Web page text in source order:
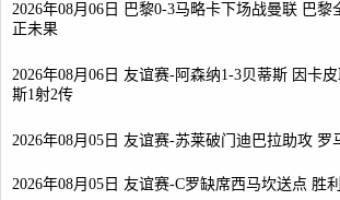
2026年08月06日 巴黎0-3马略卡下场战曼联 巴黎
正未果
2026年08月06日 友谊赛-阿森纳1-3贝蒂斯 因卡
斯1射2传
2026年08月05日 友谊赛-苏莱破门迪巴拉助攻 罗
2026年08月05日 友谊赛-C罗缺席西马坎送点 胜